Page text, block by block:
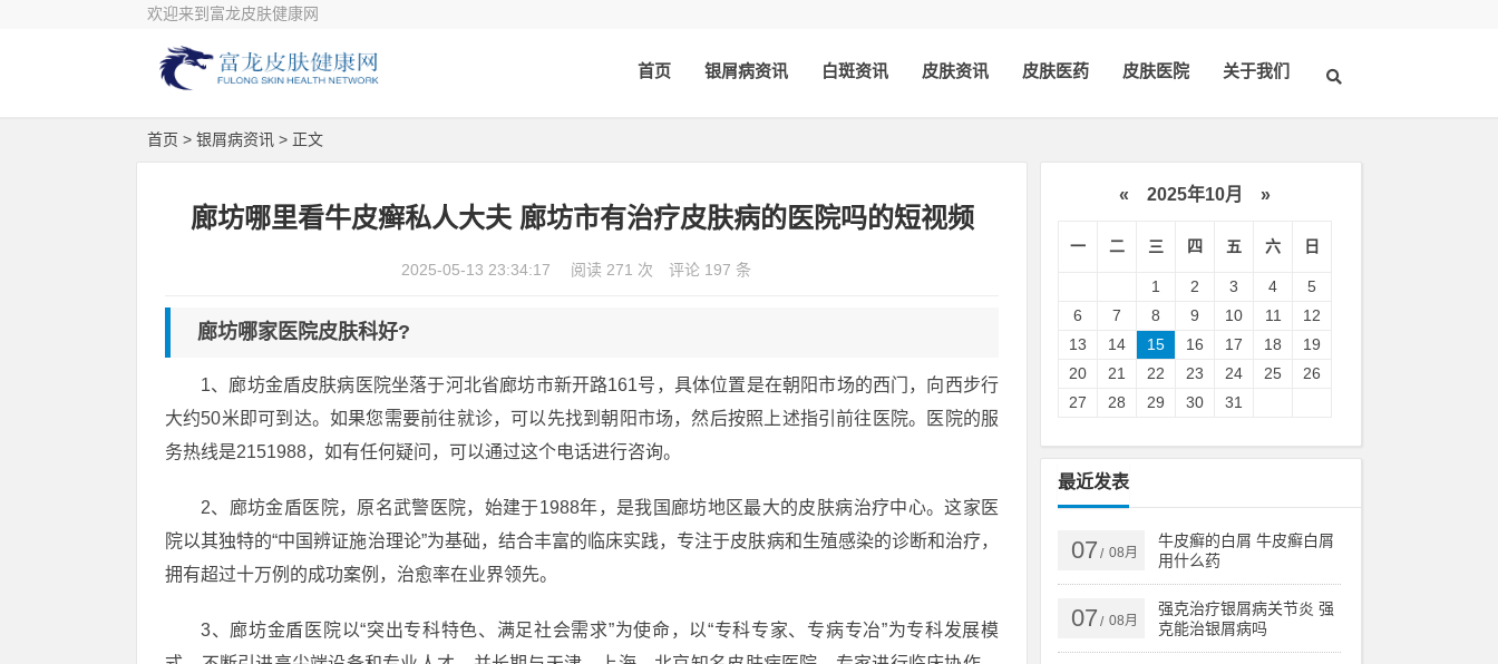
欢迎来到富龙皮肤健康网
首页 银屑病资讯 白斑资讯 皮肤资讯 皮肤医药 皮肤医院 关于我们
首页 > 银屑病资讯 > 正文
廊坊哪里看牛皮癣私人大夫 廊坊市有治疗皮肤病的医院吗的短视频
2025-05-13 23:34:17 阅读 271 次 评论 197 条
廊坊哪家医院皮肤科好?
1、廊坊金盾皮肤病医院坐落于河北省廊坊市新开路161号，具体位置是在朝阳市场的西门，向西步行
大约50米即可到达。如果您需要前往就诊，可以先找到朝阳市场，然后按照上述指引前往医院。医院的服
务热线是2151988，如有任何疑问，可以通过这个电话进行咨询。
2、廊坊金盾医院，原名武警医院，始建于1988年，是我国廊坊地区最大的皮肤病治疗中心。这家医
院以其独特的“中国辨证施治理论”为基础，结合丰富的临床实践，专注于皮肤病和生殖感染的诊断和治疗，
拥有超过十万例的成功案例，治愈率在业界领先。
3、廊坊金盾医院以“突出专科特色、满足社会需求”为使命，以“专科专家、专病专冶”为专科发展模
« 2025年10月 »
一 二 三 四 五 六 日
1 2 3 4
5
6
7 8 9 10 11
12
13
14 15 16 17 18
19
20
21 22 23 24 25
26
27
28 29 30 31
最近发表
07 / 08月
牛皮癣的白屑 牛皮癣白屑
用什么药
07 / 08月
强克治疗银屑病关节炎 强
克能治银屑病吗